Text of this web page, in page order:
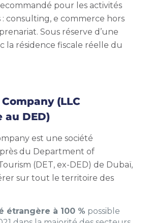
pour les activités
consulting, e commerce hors
Sous réserve d’une
la résidence fiscale réelle du
(LLC
au DED)
est une société
du Department of
(DET, ex-DED) de Dubaï,
sur tout le territoire des
étrangère à 100 % possible